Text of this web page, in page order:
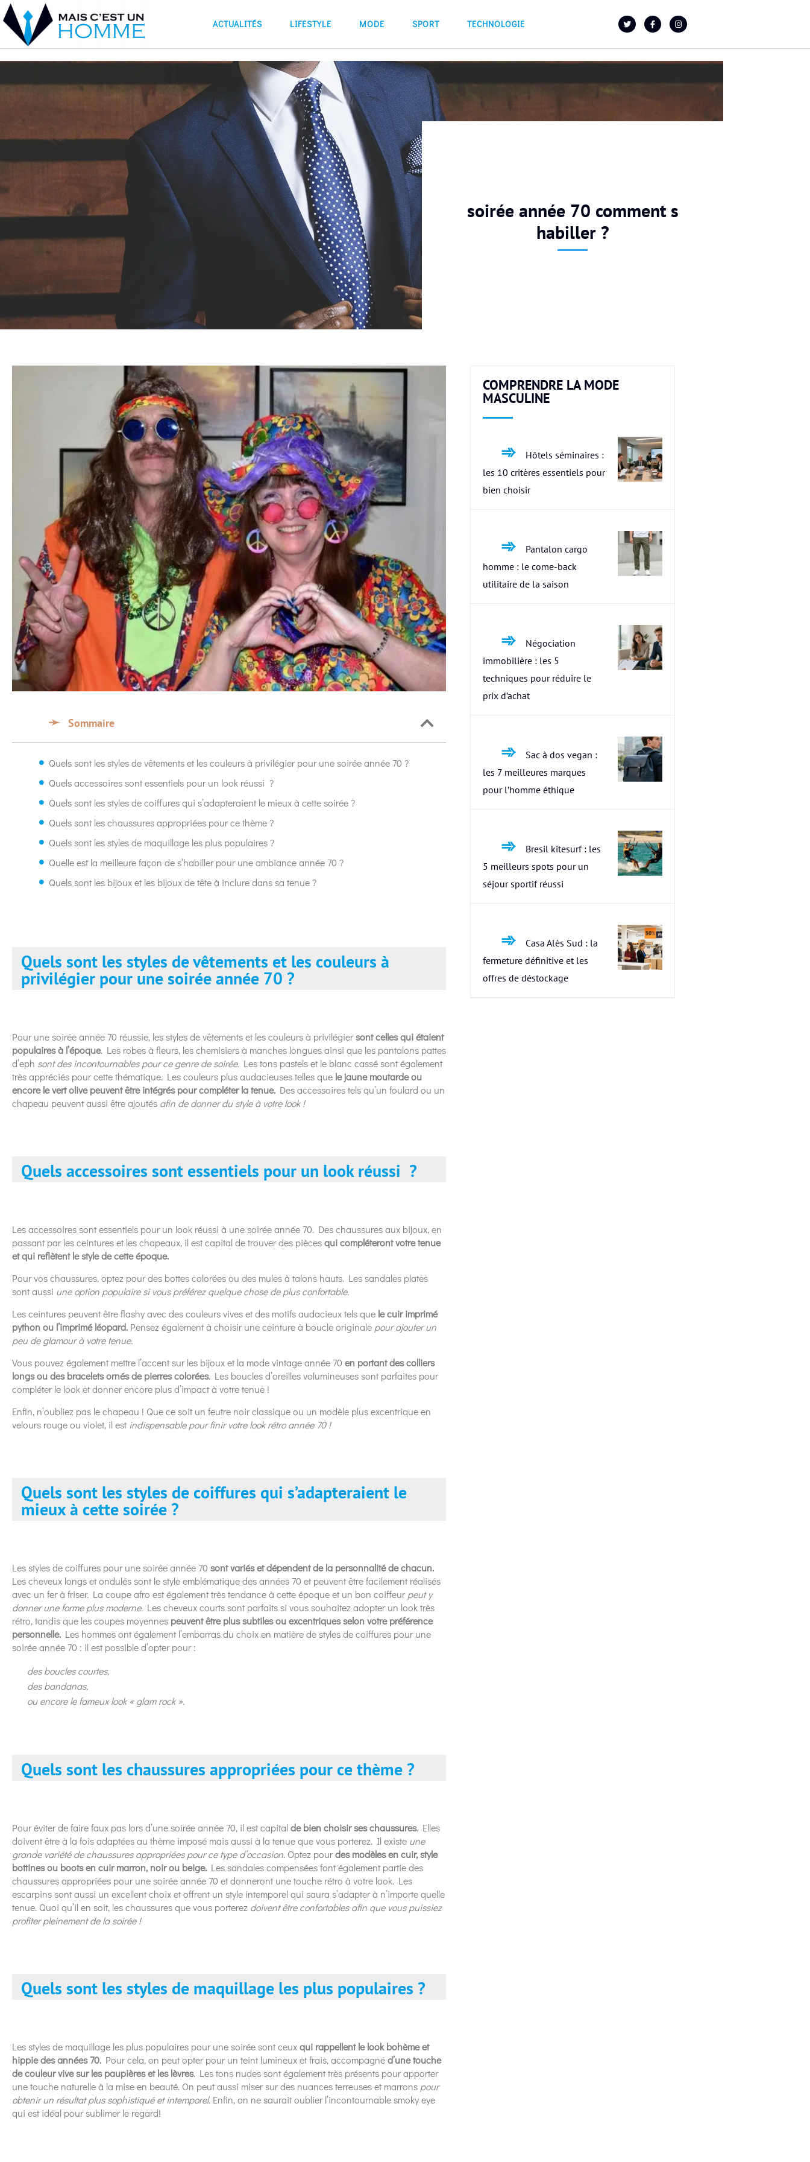
ACTUALITÉS LIFESTYLE MODE SPORT TECHNOLOGIE
soirée année 70 comment s
habiller ?
Sommaire
Quels sont les styles de vêtements et les couleurs à privilégier pour une soirée année 70 ?
Quels accessoires sont essentiels pour un look réussi ?
Quels sont les styles de coiffures qui s’adapteraient le mieux à cette soirée ?
Quels sont les chaussures appropriées pour ce thème ?
Quels sont les styles de maquillage les plus populaires ?
Quelle est la meilleure façon de s’habiller pour une ambiance année 70 ?
Quels sont les bijoux et les bijoux de tête à inclure dans sa tenue ?
Quels sont les styles de vêtements et les couleurs à
privilégier pour une soirée année 70 ?
Pour une soirée année 70 réussie, les styles de vêtements et les couleurs à privilégiersont celles qui étaient
populaires à l’époque. Les robes à fleurs, les chemisiers à manches longues ainsi que les pantalons pattes
d’eph sont des incontournables pour ce genre de soirée. Les tons pastels et le blanc cassé sont également
très appréciés pour cette thématique. Les couleurs plus audacieuses telles que le jaune moutarde ou
encore le vert olive peuvent être intégrés pour compléter la tenue. Des accessoires tels qu’un foulard ou un
chapeau peuvent aussi être ajoutés afin de donner du style à votre look !
Quels accessoires sont essentiels pour un look réussi ?
Les accessoires sont essentiels pour un look réussi à une soirée année 70. Des chaussures aux bijoux, en
passant par les ceintures et les chapeaux, il est capital de trouver des piècesqui compléteront votre tenue
et qui reflètent le style de cette époque.
Pour vos chaussures, optez pour des bottes colorées ou des mules à talons hauts. Les sandales plates
sont aussi une option populaire si vous préférez quelque chose de plus confortable.
Les ceintures peuvent être flashy avec des couleurs vives et des motifs audacieux tels que le cuir imprimé
python ou l’imprimé léopard. Pensez également à choisir une ceinture à boucle originale pour ajouter un
peu de glamour à votre tenue.
Vous pouvez également mettre l’accent sur les bijoux et la mode vintage année 70en portant des colliers
longs ou des bracelets ornés de pierres colorées. Les boucles d’oreilles volumineuses sont parfaites pour
compléter le look et donner encore plus d’impact à votre tenue !
Enfin, n’oubliez pas le chapeau ! Que ce soit un feutre noir classique ou un modèle plus excentrique en
velours rouge ou violet, il estindispensable pour finir votre look rétro année 70 !
Quels sont les styles de coiffures qui s’adapteraient le
mieux à cette soirée ?
Les styles de coiffures pour une soirée année 70sont variés et dépendent de la personnalité de chacun.
Les cheveux longs et ondulés sont le style emblématique des années 70 et peuvent être facilement réalisés
avec un fer à friser. La coupe afro est également très tendance à cette époque et un bon coiffeurpeut y
donner une forme plus moderne. Les cheveux courts sont parfaits si vous souhaitez adopter un look très
rétro, tandis que les coupes moyennes peuvent être plus subtiles ou excentriques selon votre préférence
personnelle. Les hommes ont également l’embarras du choix en matière de styles de coiffures pour une
soirée année 70 : il est possible d’opter pour :
des boucles courtes,
des bandanas,
ou encore le fameux look « glam rock ».
Quels sont les chaussures appropriées pour ce thème ?
Pour éviter de faire faux pas lors d’une soirée année 70, il est capital de bien choisir ses chaussures. Elles
doivent être à la fois adaptées au thème imposé mais aussi à la tenue que vous porterez. Il existe une
grande variété de chaussures appropriées pour ce type d’occasion. Optez pourdes modèles en cuir, style
bottines ou boots en cuir marron, noir ou beige. Les sandales compensées font également partie des
chaussures appropriées pour une soirée année 70 et donneront une touche rétro à votre look. Les
escarpins sont aussi un excellent choix et offrent un style intemporel qui saura s’adapter à n’importe quelle
tenue. Quoi qu’il en soit, les chaussures que vous porterez doivent être confortables afin que vous puissiez
profiter pleinement de la soirée !
Quels sont les styles de maquillage les plus populaires ?
Les styles de maquillage les plus populaires pour une soirée sont ceuxqui rappellent le look bohème et
hippie des années 70. Pour cela, on peut opter pour un teint lumineux et frais, accompagnéd’une touche
de couleur vive sur les paupières et les lèvres. Les tons nudes sont également très présents pour apporter
une touche naturelle à la mise en beauté. On peut aussi miser sur des nuances terreuses et marrons pour
obtenir un résultat plus sophistiqué et intemporel. Enfin, on ne saurait oublier l’incontournable smoky eye
qui est idéal pour sublimer le regard!
COMPRENDRE LA MODE
MASCULINE
Hôtels séminaires :
les 10 critères essentiels pour
bien choisir
Pantalon cargo
homme : le come-back
utilitaire de la saison
Négociation
immobilière : les 5
techniques pour réduire le
prix d’achat
Sac à dos vegan :
les 7 meilleures marques
pour l’homme éthique
Bresil kitesurf : les
5 meilleurs spots pour un
séjour sportif réussi
Casa Alès Sud : la
fermeture définitive et les
offres de déstockage